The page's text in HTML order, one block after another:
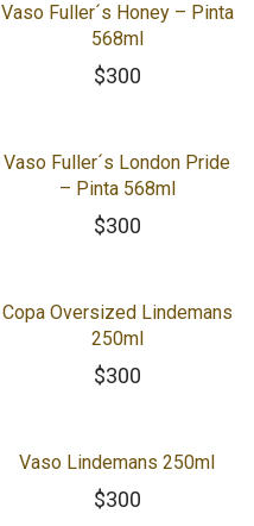
Vaso Fuller´s Honey – Pinta
568ml
$300
Vaso Fuller´s London Pride
– Pinta 568ml
$300
Copa Oversized Lindemans
250ml
$300
Vaso Lindemans 250ml
$300